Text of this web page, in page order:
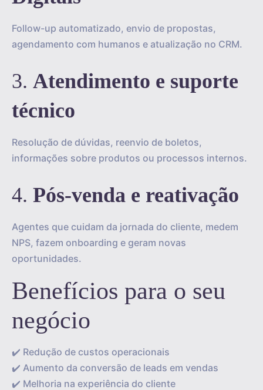
Follow-up automatizado, envio de propostas,
agendamento com humanos e atualização no CRM.
3. Atendimento e suporte
técnico
Resolução de dúvidas, reenvio de boletos,
informações sobre produtos ou processos internos.
4. Pós-venda e reativação
Agentes que cuidam da jornada do cliente, medem
NPS, fazem onboarding e geram novas
oportunidades.
Benefícios para o seu
negócio
✔️ Redução de custos operacionais
✔️ Aumento da conversão de leads em vendas
✔️ Melhoria na experiência do cliente